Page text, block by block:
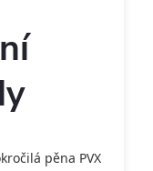
pěna PVX